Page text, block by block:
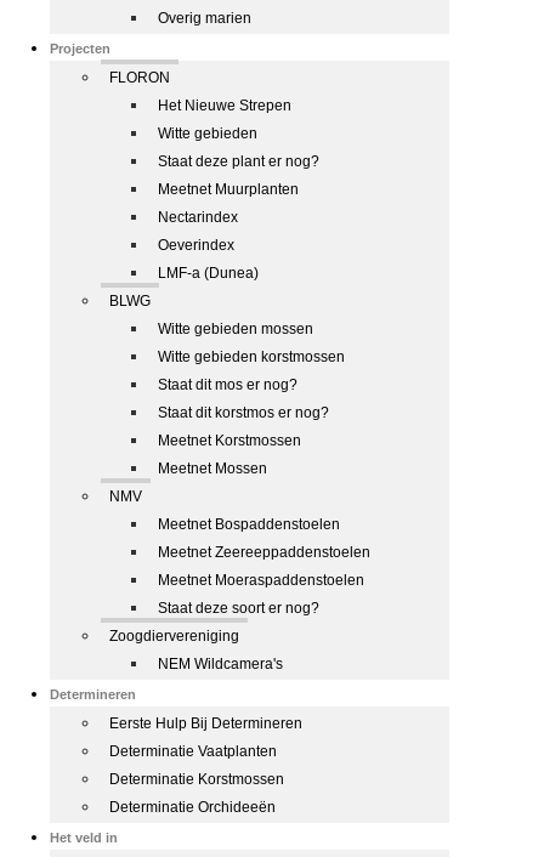
Overig marien
Projecten
FLORON
Het Nieuwe Strepen
Witte gebieden
Staat deze plant er nog?
Meetnet Muurplanten
Nectarindex
Oeverindex
LMF-a (Dunea)
BLWG
Witte gebieden mossen
Witte gebieden korstmossen
Staat dit mos er nog?
Staat dit korstmos er nog?
Meetnet Korstmossen
Meetnet Mossen
NMV
Meetnet Bospaddenstoelen
Meetnet Zeereeppaddenstoelen
Meetnet Moeraspaddenstoelen
Staat deze soort er nog?
Zoogdiervereniging
NEM Wildcamera's
Determineren
Eerste Hulp Bij Determineren
Determinatie Vaatplanten
Determinatie Korstmossen
Determinatie Orchideeën
Het veld in